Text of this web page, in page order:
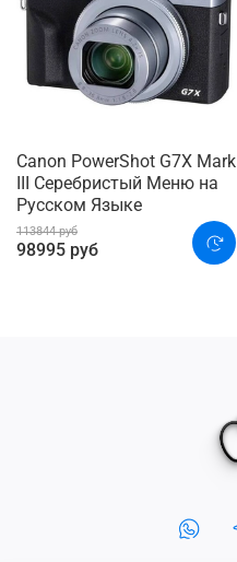
Canon PowerShot G7X Mark
III Серебристый Меню на
Русском Языке
113844 руб
98995 руб